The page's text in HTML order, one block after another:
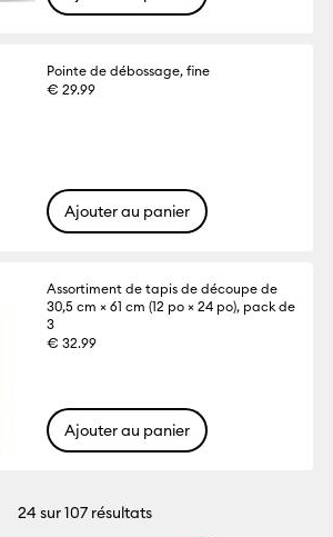
Pointe de débossage, fine
€ 29.99
Ajouter au panier
Assortiment de tapis de découpe de
30,5 cm × 61 cm (12 po × 24 po), pack de
3
€ 32.99
Ajouter au panier
24sur 107 résultats